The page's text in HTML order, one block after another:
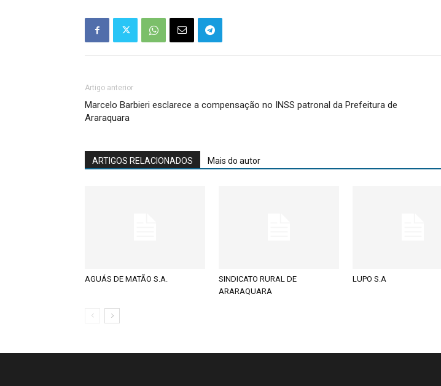
Artigo anterior
Marcelo Barbieri esclarece a compensação no INSS patronal da Prefeitura de
Araraquara
ARTIGOS RELACIONADOS Mais do autor
AGUÁS DE MATÃO S.A.
SINDICATO RURAL DE
ARARAQUARA
LUPO S.A